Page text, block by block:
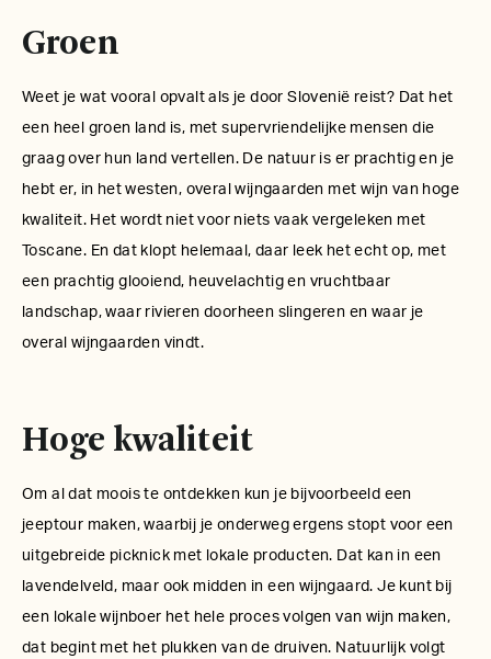
Groen
Weet je wat vooral opvalt als je door Slovenië reist? Dat het
een heel groen land is, met supervriendelijke mensen die
graag over hun land vertellen. De natuur is er prachtig en je
hebt er, in het westen, overal wijngaarden met wijn van hoge
kwaliteit. Het wordt niet voor niets vaak vergeleken met
Toscane. En dat klopt helemaal, daar leek het echt op, met
een prachtig glooiend, heuvelachtig en vruchtbaar
landschap, waar rivieren doorheen slingeren en waar je
overal wijngaarden vindt.
Hoge kwaliteit
Om al dat moois te ontdekken kun je bijvoorbeeld een
jeeptour maken, waarbij je onderweg ergens stopt voor een
uitgebreide picknick met lokale producten. Dat kan in een
lavendelveld, maar ook midden in een wijngaard. Je kunt bij
een lokale wijnboer het hele proces volgen van wijn maken,
dat begint met het plukken van de druiven. Natuurlijk volgt